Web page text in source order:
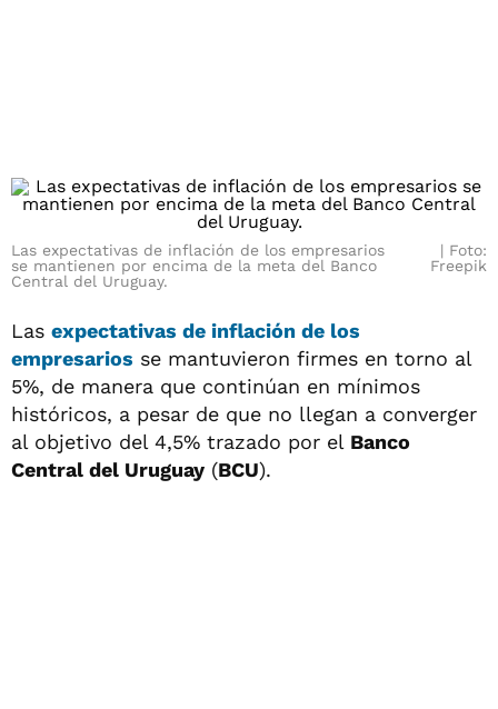
Las expectativas de inflación de los empresarios
se mantienen por encima de la meta del Banco
Central del Uruguay.
Foto:
Freepik
Las expectativas de inflación de los
empresarios se mantuvieron firmes en torno al
5%, de manera que continúan en mínimos
históricos, a pesar de que no llegan a converger
al objetivo del 4,5% trazado por el Banco
Central del Uruguay (BCU).